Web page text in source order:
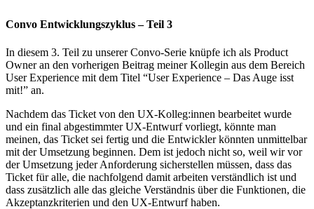
Convo Entwicklungszyklus – Teil 3
In diesem 3. Teil zu unserer Convo-Serie knüpfe ich als Product
Owner an den vorherigen Beitrag meiner Kollegin aus dem Bereich
User Experience mit dem Titel “User Experience – Das Auge isst
mit!” an.
Nachdem das Ticket von den UX-Kolleg:innen bearbeitet wurde
und ein final abgestimmter UX-Entwurf vorliegt, könnte man
meinen, das Ticket sei fertig und die Entwickler könnten unmittelbar
mit der Umsetzung beginnen. Dem ist jedoch nicht so, weil wir vor
der Umsetzung jeder Anforderung sicherstellen müssen, dass das
Ticket für alle, die nachfolgend damit arbeiten verständlich ist und
dass zusätzlich alle das gleiche Verständnis über die Funktionen, die
Akzeptanzkriterien und den UX-Entwurf haben.